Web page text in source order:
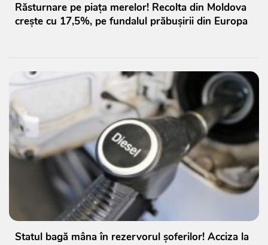
Răsturnare pe piața merelor! Recolta din Moldova
crește cu 17,5%, pe fundalul prăbușirii din Europa
Statul bagă mâna în rezervorul șoferilor! Acciza la